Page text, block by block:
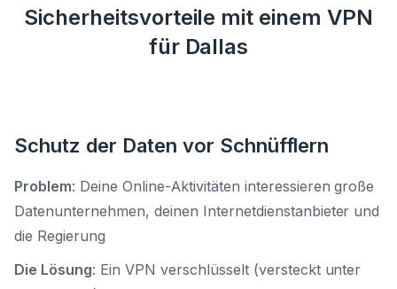
Sicherheitsvorteile mit einem VPN
für Dallas
Schutz der Daten vor Schnüfflern
Problem: Deine Online-Aktivitäten interessieren große
Datenunternehmen, deinen Internetdienstanbieter und
die Regierung
Die Lösung: Ein VPN verschlüsselt (versteckt unter